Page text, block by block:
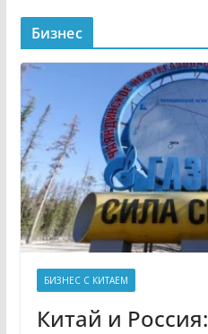
Бизнес
БИЗНЕС С КИТАЕМ
Китай и Россия: